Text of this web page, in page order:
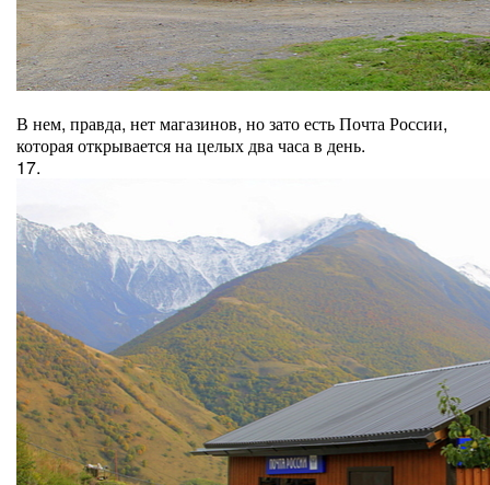
В нем, правда, нет магазинов, но зато есть Почта России,
которая открывается на целых два часа в день.
17.